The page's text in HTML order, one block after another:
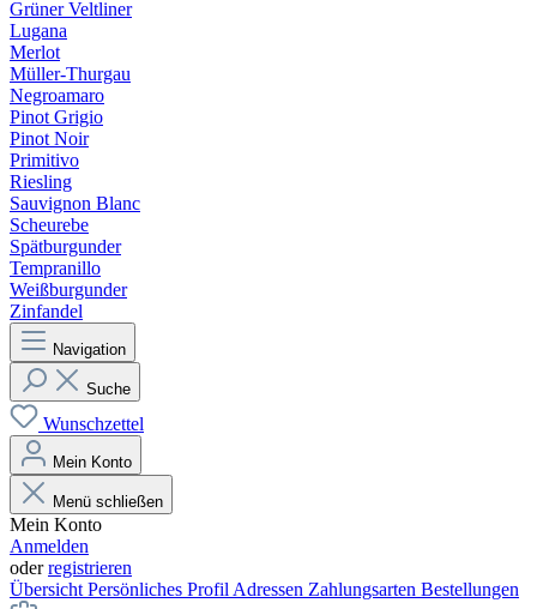
Grüner Veltliner
Lugana
Merlot
Müller-Thurgau
Negroamaro
Pinot Grigio
Pinot Noir
Primitivo
Riesling
Sauvignon Blanc
Scheurebe
Spätburgunder
Tempranillo
Weißburgunder
Zinfandel
Navigation
Suche
Wunschzettel
Mein Konto
Menü schließen
Mein Konto
Anmelden
oderregistrieren
Übersicht Persönliches Profil Adressen Zahlungsarten Bestellungen